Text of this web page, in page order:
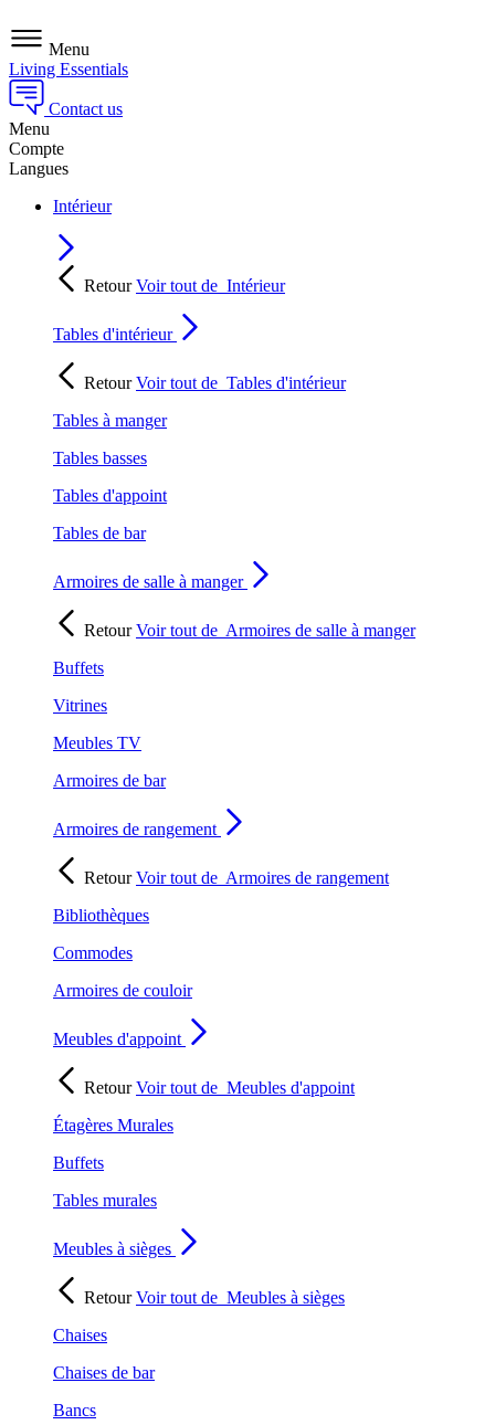
Menu
Living Essentials
Contact us
Menu
Compte
Langues
Intérieur
RetourVoir tout de Intérieur
Tables d'intérieur
RetourVoir tout de Tables d'intérieur
Tables à manger
Tables basses
Tables d'appoint
Tables de bar
Armoires de salle à manger
RetourVoir tout de Armoires de salle à manger
Buffets
Vitrines
Meubles TV
Armoires de bar
Armoires de rangement
RetourVoir tout de Armoires de rangement
Bibliothèques
Commodes
Armoires de couloir
Meubles d'appoint
RetourVoir tout de Meubles d'appoint
Étagères Murales
Buffets
Tables murales
Meubles à sièges
RetourVoir tout de Meubles à sièges
Chaises
Chaises de bar
Bancs